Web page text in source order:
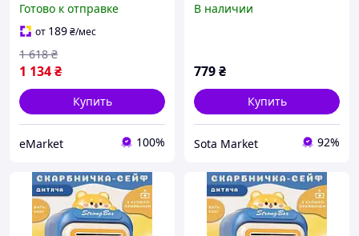
денег с
купюроприемником
серого MAR_K
Готово к отправке
от 189₴/мес
1 134₴
1 618 ₴
Купить
eMarket 100%
денег электронная от
В наличии
779₴
Купить
Sota Market 92%